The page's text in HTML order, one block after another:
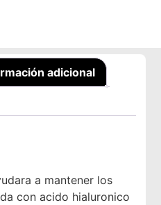
adicional
a mantener los
con acido hialuronico